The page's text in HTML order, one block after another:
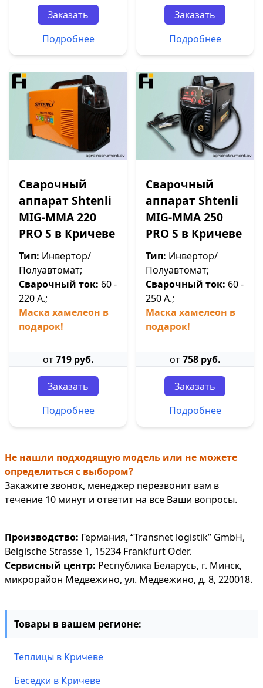
Заказать
Подробнее
Заказать
Подробнее
Сварочный
аппарат Shtenli
МIG-MMA 220
PRO S в Кричеве
Тип: Инвертор/
Полуавтомат;
Сварочный ток: 60 -
220 А.;
Маска хамелеон в
подарок!
от719 руб.
Заказать
Подробнее
Сварочный
аппарат Shtenli
МIG-MMA 250
PRO S в Кричеве
Тип: Инвертор/
Полуавтомат;
Сварочный ток: 60 -
250 А.;
Маска хамелеон в
подарок!
от758 руб.
Заказать
Подробнее
Не нашли подходящую модель или не можете
определиться с выбором?
Закажите звонок, менеджер перезвонит вам в
течение 10 минут и ответит на все Ваши вопросы.
Производство: Германия, “Transnet logistik” GmbH,
Belgische Strasse 1, 15234 Frankfurt Oder.
Сервисный центр: Республика Беларусь, г. Минск,
микрорайон Медвежино, ул. Медвежино, д. 8, 220018.
Товары в вашем регионе:
Теплицы в Кричеве
Беседки в Кричеве